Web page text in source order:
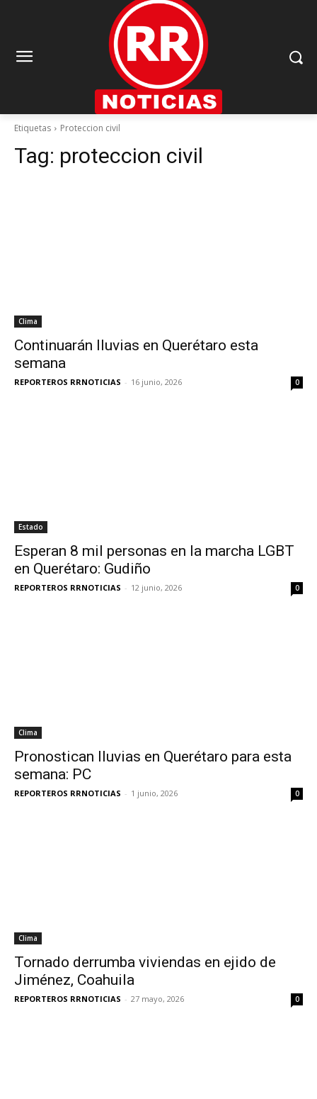
Etiquetas Proteccion civil
Tag: proteccion civil
Clima
Continuarán lluvias en Querétaro esta
semana
REPORTEROS RRNOTICIAS - 16 junio, 2026 0
Estado
Esperan 8 mil personas en la marcha LGBT
en Querétaro: Gudiño
REPORTEROS RRNOTICIAS - 12 junio, 2026 0
Clima
Pronostican lluvias en Querétaro para esta
semana: PC
REPORTEROS RRNOTICIAS - 1 junio, 2026 0
Clima
Tornado derrumba viviendas en ejido de
Jiménez, Coahuila
REPORTEROS RRNOTICIAS - 27 mayo, 2026 0